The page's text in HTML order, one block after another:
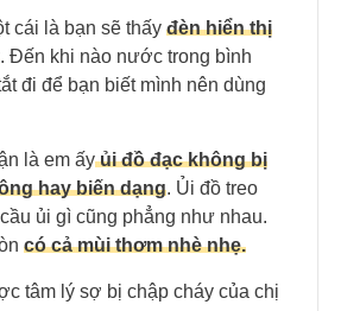
cái là bạn sẽ thấy đèn hiển thị
. Đến khi nào nước trong bình
đi để bạn biết mình nên dùng
là em ấyủi đồ đạc không bị
hay biến dạng. Ủi đồ treo
ủi gì cũng phẳng như nhau.
có cả mùi thơm nhè nhẹ.
tâm lý sợ bị chập cháy của chị